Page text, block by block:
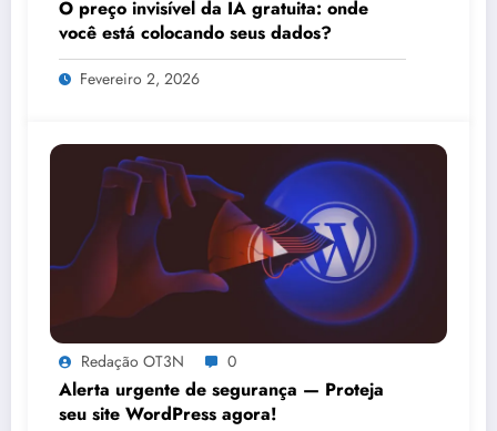
O preço invisível da IA gratuita: onde
você está colocando seus dados?
Fevereiro 2, 2026
Redação OT3N 0
Alerta urgente de segurança — Proteja
seu site WordPress agora!